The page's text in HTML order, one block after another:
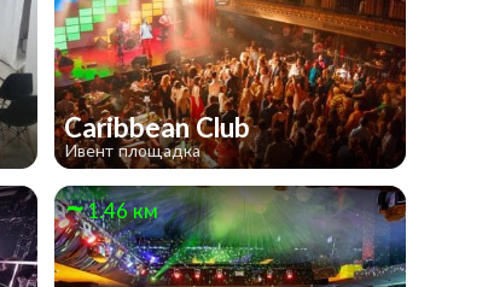
Caribbean Club
Ивент площадка
1.46 км